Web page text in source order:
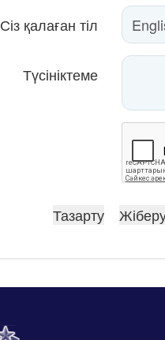
Сіз қалаған тіл
Түсініктеме